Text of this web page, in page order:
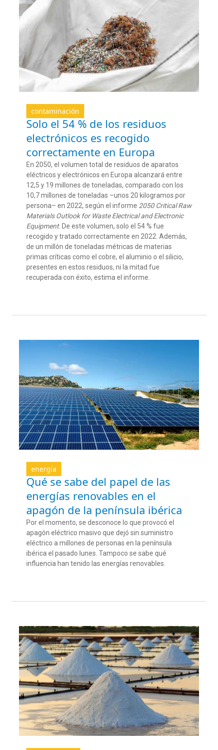
contaminación
Solo el 54 % de los residuos
electrónicos es recogido
correctamente en Europa
En 2050, el volumen total de residuos de aparatos
eléctricos y electrónicos en Europa alcanzará entre
12,5 y 19 millones de toneladas, comparado con los
10,7 millones de toneladas –unos 20 kilogramos por
persona– en 2022, según el informe 2050 Critical Raw
Materials Outlook for Waste Electrical and Electronic
Equipment. De este volumen, solo el 54 % fue
recogido y tratado correctamente en 2022. Además,
de un millón de toneladas métricas de materias
primas críticas como el cobre, el aluminio o el silicio,
presentes en estos residuos, ni la mitad fue
recuperada con éxito, estima el informe.
energía
Qué se sabe del papel de las
energías renovables en el
apagón de la península ibérica
Por el momento, se desconoce lo que provocó el
apagón eléctrico masivo que dejó sin suministro
eléctrico a millones de personas en la península
ibérica el pasado lunes. Tampoco se sabe qué
influencia han tenido las energías renovables.